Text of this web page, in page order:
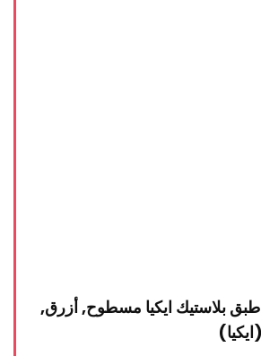
VITABBORRE طبق بلاستيك ايكيا مسطوح, أزرق,